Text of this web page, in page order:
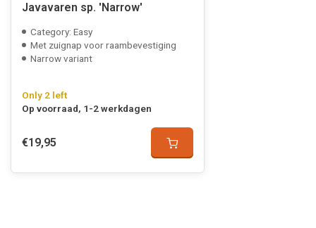
Javavaren sp. 'Narrow'
Category: Easy
Met zuignap voor raambevestiging
Narrow variant
Only 2 left
Op voorraad, 1-2 werkdagen
€19,95